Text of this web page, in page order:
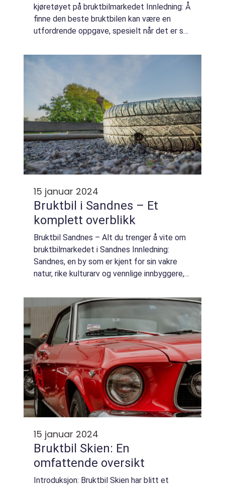
kjøretøyet på bruktbilmarkedet Innledning: Å
finne den beste bruktbilen kan være en
utfordrende oppgave, spesielt når det er så
omfattende guiden vil vi utforske b...
15 januar 2024
Bruktbil i Sandnes – Et
komplett overblikk
Bruktbil Sandnes – Alt du trenger å vite om
bruktbilmarkedet i Sandnes Innledning:
Sandnes, en by som er kjent for sin vakre
natur, rike kulturarv og vennlige innbyggere,
bruktbilmarkedet i Norge. I denne artikk...
15 januar 2024
Bruktbil Skien: En
omfattende oversikt
Introduksjon: Bruktbil Skien har blitt et